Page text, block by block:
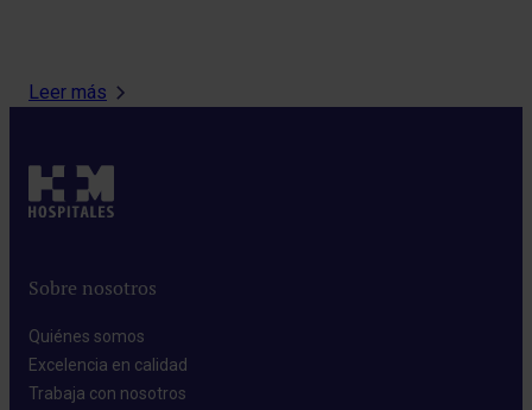
Leer más
Sobre nosotros
Quiénes somos​
Excelencia en calidad​
Trabaja con nosotros​